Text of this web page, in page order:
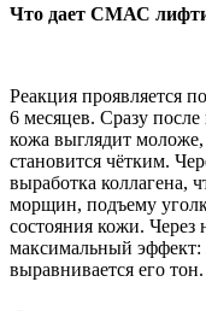
Что дает СМАС
Реакция проявляется
6 месяцев. Сразу
кожа выглядит
становится чётким.
выработка коллагена,
морщин, подъему
состояния кожи. Через
максимальный эффект:
выравнивается его тон.